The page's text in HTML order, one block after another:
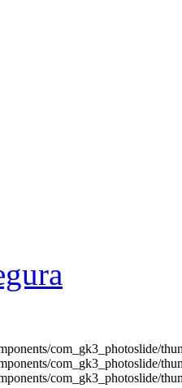
com_gk3_photoslide/
com_gk3_photoslide/
com_gk3_photoslide/